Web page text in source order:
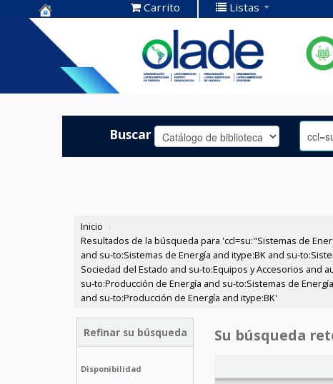
Centro de
Documentación
OLADE -
Carrito Listas
Buscar
Inicio ›
Resultados de la búsqueda para 'ccl=su:"Sistemas de
and su-to:Sistemas de Energía and itype:BK and su-
Sociedad del Estado and su-to:Equipos y Accesorios and
su-to:Producción de Energía and su-to:Sistemas de
and su-to:Producción de Energía and itype:BK'
Refinar su búsqueda
Disponibilidad
Su búsqueda